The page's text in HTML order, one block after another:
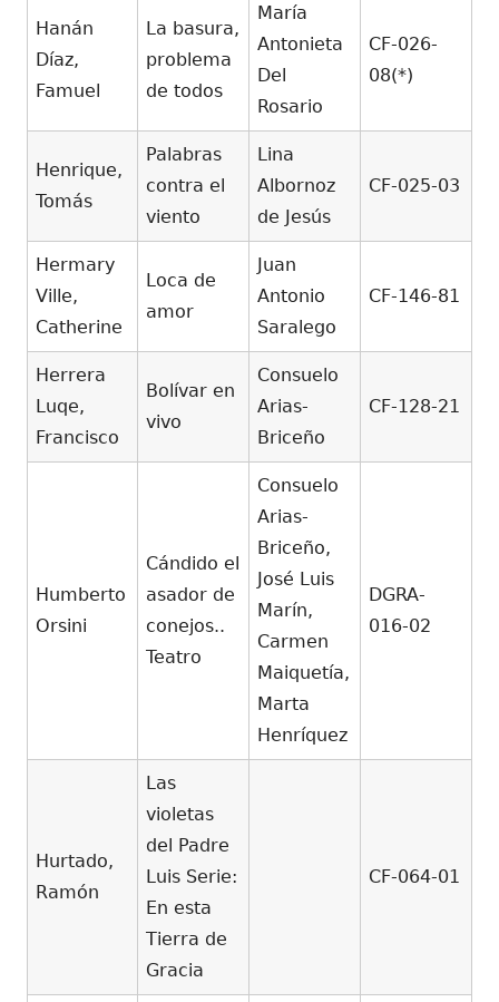
Hanán
Díaz,
Famuel
La basura,
problema
de todos
María
Antonieta
Del
Rosario
CF-026-
08(*)
Henrique,
Tomás
Palabras
contra el
viento
Lina
Albornoz
de Jesús
CF-025-03
Hermary
Ville,
Catherine
Loca de
amor
Juan
Antonio
Saralego
CF-146-81
Herrera
Luqe,
Francisco
Bolívar en
vivo
Consuelo
Arias-
Briceño
CF-128-21
Humberto
Orsini
Cándido el
asador de
conejos..
Teatro
Consuelo
Arias-
Briceño,
José Luis
Marín,
Carmen
Maiquetía,
Marta
Henríquez
DGRA-
016-02
Hurtado,
Ramón
Las
violetas
del Padre
Luis Serie:
En esta
Tierra de
Gracia
CF-064-01